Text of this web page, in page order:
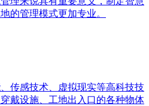
的管理模式更加专业。
传感技术、虚拟现实等高科技技
戴设施、工地出入口的各种物体